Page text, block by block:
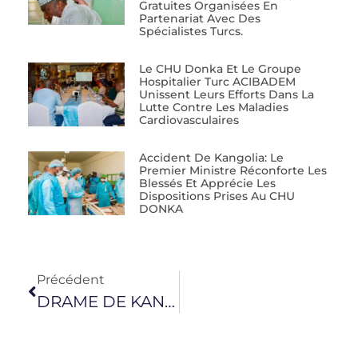
Gratuites Organisées En
Partenariat Avec Des
Spécialistes Turcs.
Le CHU Donka Et Le Groupe
Hospitalier Turc ACIBADEM
Unissent Leurs Efforts Dans La
Lutte Contre Les Maladies
Cardiovasculaires
Accident De Kangolia: Le
Premier Ministre Réconforte Les
Blessés Et Apprécie Les
Dispositions Prises Au CHU
DONKA
Précédent
DRAME DE KANGOLIA : Les 11 blessés au CHU Donka se stabilisent, l’OMS et MSF manifestent leur solidarité